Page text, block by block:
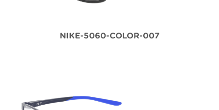
NIKE-5060-COLOR-007